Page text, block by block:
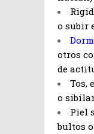
o subir
otros
de
Tos,
o
Piel
bultos